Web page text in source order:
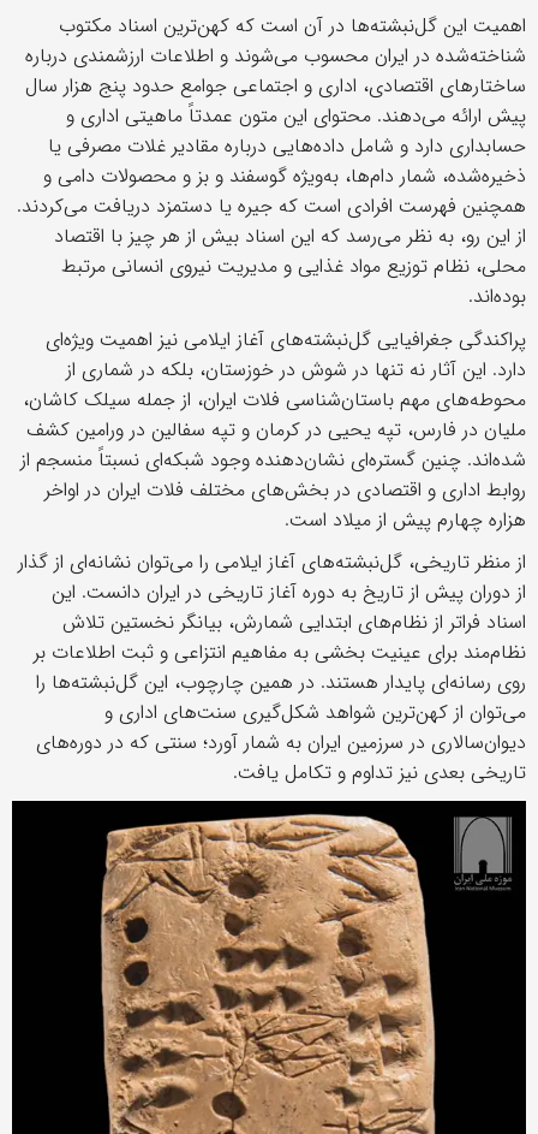
اهمیت این گل‌نبشته‌ها در آن است که کهن‌ترین اسناد مکتوب
شناخته‌شده در ایران محسوب می‌شوند و اطلاعات ارزشمندی درباره
ساختارهای اقتصادی، اداری و اجتماعی جوامع حدود پنج هزار سال
پیش ارائه می‌دهند. محتوای این متون عمدتاً ماهیتی اداری و
حسابداری دارد و شامل داده‌هایی درباره مقادیر غلات مصرفی یا
ذخیره‌شده، شمار دام‌ها، به‌ویژه گوسفند و بز و محصولات دامی و
همچنین فهرست افرادی است که جیره یا دستمزد دریافت می‌کردند.
از این رو، به نظر می‌رسد که این اسناد بیش از هر چیز با اقتصاد
محلی، نظام توزیع مواد غذایی و مدیریت نیروی انسانی مرتبط
بوده‌اند.
پراکندگی جغرافیایی گل‌نبشته‌های آغاز ایلامی نیز اهمیت ویژه‌ای
دارد. این آثار نه تنها در شوش در خوزستان، بلکه در شماری از
محوطه‌های مهم باستان‌شناسی فلات ایران، از جمله سیلک کاشان،
ملیان در فارس، تپه یحیی در کرمان و تپه سفالین در ورامین کشف
شده‌اند. چنین گستره‌ای نشان‌دهنده وجود شبکه‌ای نسبتاً منسجم از
روابط اداری و اقتصادی در بخش‌های مختلف فلات ایران در اواخر
هزاره چهارم پیش از میلاد است.
از منظر تاریخی، گل‌نبشته‌های آغاز ایلامی را می‌توان نشانه‌ای از گذار
از دوران پیش از تاریخ به دوره آغاز تاریخی در ایران دانست. این
اسناد فراتر از نظام‌های ابتدایی شمارش، بیانگر نخستین تلاش
نظام‌مند برای عینیت‌ بخشی به مفاهیم انتزاعی و ثبت اطلاعات بر
روی رسانه‌ای پایدار هستند. در همین چارچوب، این گل‌نبشته‌ها را
می‌توان از کهن‌ترین شواهد شکل‌گیری سنت‌های اداری و
دیوان‌سالاری در سرزمین ایران به شمار آورد؛ سنتی که در دوره‌های
تاریخی بعدی نیز تداوم و تکامل یافت.